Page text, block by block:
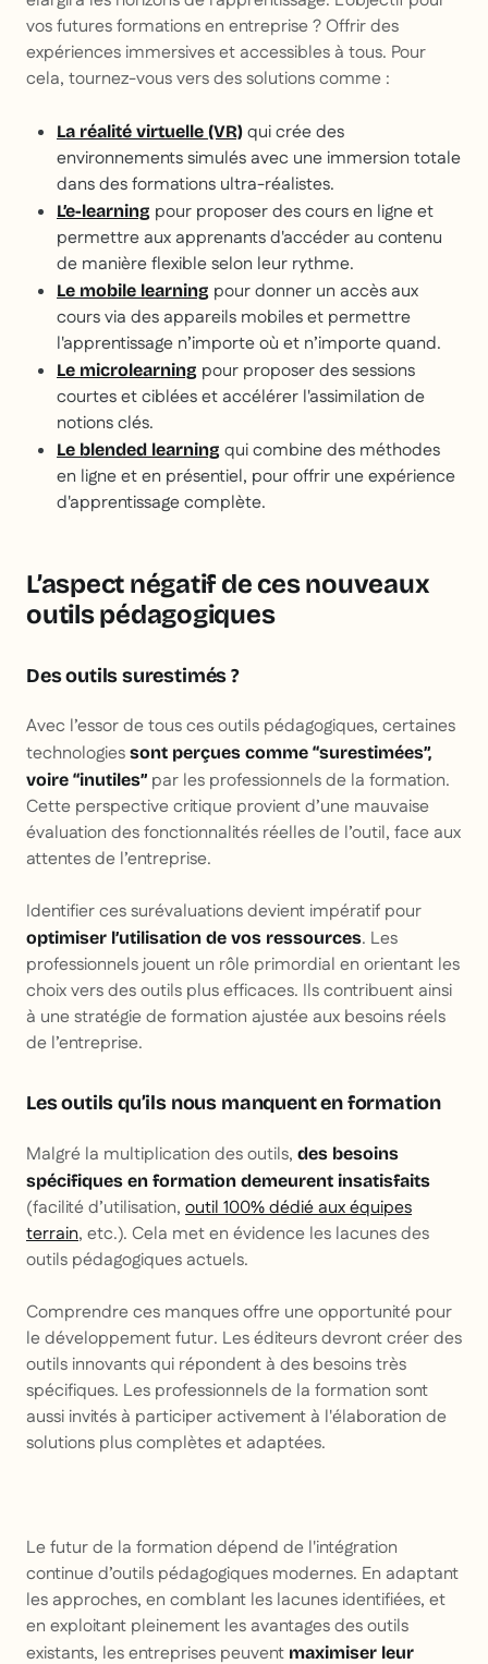
vos futures formations en entreprise ? Offrir des
expériences immersives et accessibles à tous. Pour
cela, tournez-vous vers des solutions comme :
La réalité virtuelle (VR) qui crée des
environnements simulés avec une immersion totale
dans des formations ultra-réalistes.
L’e-learning pour proposer des cours en ligne et
permettre aux apprenants d'accéder au contenu
de manière flexible selon leur rythme.
Le mobile learning pour donner un accès aux
cours via des appareils mobiles et permettre
l'apprentissage n’importe où et n’importe quand.
Le microlearning pour proposer des sessions
courtes et ciblées et accélérer l'assimilation de
notions clés.
Le blended learning qui combine des méthodes
en ligne et en présentiel, pour offrir une expérience
d'apprentissage complète.
L’aspect négatif de ces nouveaux
outils pédagogiques
Des outils surestimés ?
Avec l’essor de tous ces outils pédagogiques, certaines
technologies sont perçues comme “surestimées”,
voire “inutiles” par les professionnels de la formation.
Cette perspective critique provient d’une mauvaise
évaluation des fonctionnalités réelles de l’outil, face aux
attentes de l’entreprise.
Identifier ces surévaluations devient impératif pour
optimiser l’utilisation de vos ressources. Les
professionnels jouent un rôle primordial en orientant les
choix vers des outils plus efficaces. Ils contribuent ainsi
à une stratégie de formation ajustée aux besoins réels
de l’entreprise.
Les outils qu’ils nous manquent en formation
Malgré la multiplication des outils, des besoins
spécifiques en formation demeurent insatisfaits
(facilité d’utilisation, outil 100% dédié aux équipes
terrain, etc.). Cela met en évidence les lacunes des
outils pédagogiques actuels.
Comprendre ces manques offre une opportunité pour
le développement futur. Les éditeurs devront créer des
outils innovants qui répondent à des besoins très
spécifiques. Les professionnels de la formation sont
aussi invités à participer activement à l'élaboration de
solutions plus complètes et adaptées.
Le futur de la formation dépend de l'intégration
continue d’outils pédagogiques modernes. En adaptant
les approches, en comblant les lacunes identifiées, et
en exploitant pleinement les avantages des outils
existants, les entreprises peuvent maximiser leur